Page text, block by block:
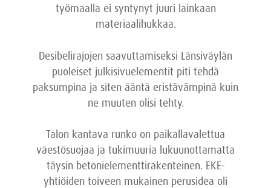
työmaalla ei syntynyt juuri lainkaan
materiaalihukkaa.
Desibelirajojen saavuttamiseksi Länsiväylän
puoleiset julkisivuelementit piti tehdä
paksumpina ja siten ääntä eristävämpinä kuin
ne muuten olisi tehty.
Talon kantava runko on paikallavalettua
väestösuojaa ja tukimuuria lukuunottamatta
täysin betonielementtirakenteinen. EKE-
yhtiöiden toiveen mukainen perusidea oli